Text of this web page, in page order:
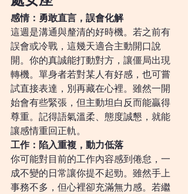
感情：勇敢直言，誤會化解
這週是溝通與釐清的好時機。若之前有
誤會或冷戰，這幾天適合主動開口說
開。你的真誠能打動對方，讓僵局出現
轉機。單身者若對某人有好感，也可嘗
試直接表達，別再藏在心裡。雖然一開
始會有些緊張，但主動坦白反而能贏得
尊重。記得語氣溫柔、態度誠懇，就能
讓感情重回正軌。
工作：陷入重複，動力低落
你可能對目前的工作內容感到倦怠，一
成不變的日常讓你提不起勁。雖然手上
事務不多，但心裡卻充滿無力感。若繼